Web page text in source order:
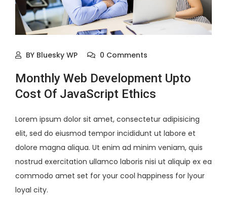
BY Bluesky WP 0 Comments
Monthly Web Development Upto
Cost Of JavaScript Ethics
Lorem ipsum dolor sit amet, consectetur adipisicing
elit, sed do eiusmod tempor incididunt ut labore et
dolore magna aliqua. Ut enim ad minim veniam, quis
nostrud exercitation ullamco laboris nisi ut aliquip ex ea
commodo amet set for your cool happiness for lyour
loyal city.